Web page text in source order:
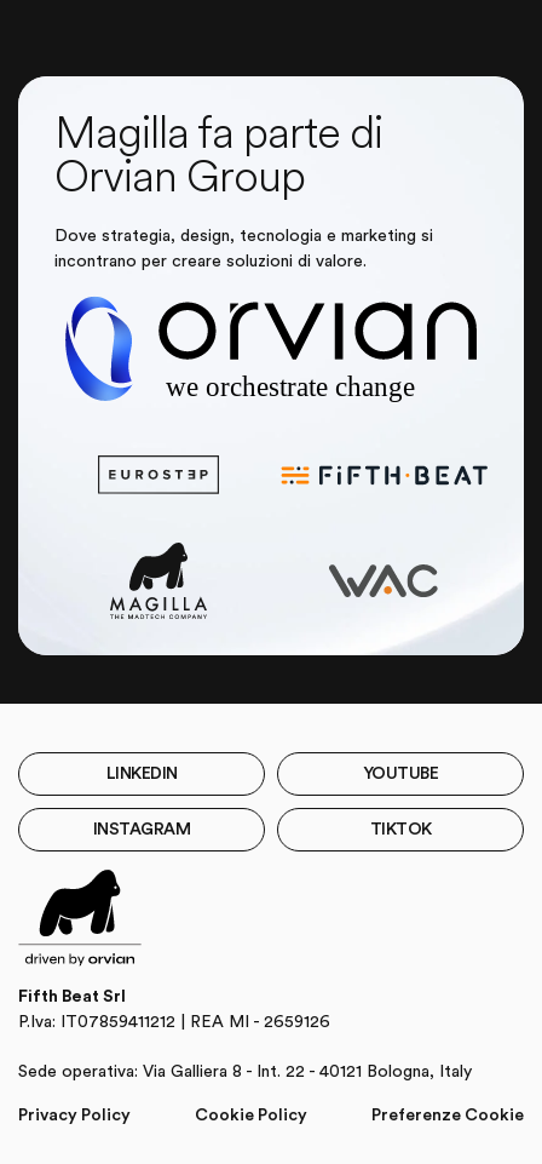
Magilla fa parte di
Orvian Group
Dove strategia, design, tecnologia e marketing si
incontrano per creare soluzioni di valore.
LINKEDIN YOUTUBE
INSTAGRAM TIKTOK
Fifth Beat Srl
P.Iva: IT07859411212 | REA MI - 2659126
Sede operativa: Via Galliera 8 - Int. 22 - 40121 Bologna, Italy
Privacy Policy Cookie Policy Preferenze Cookie